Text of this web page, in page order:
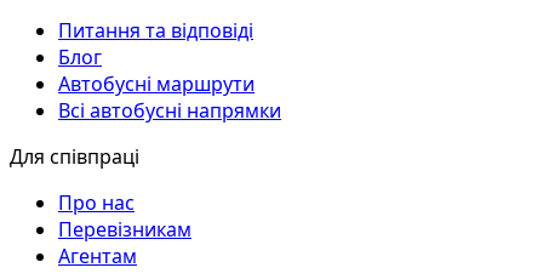
Питання та відповіді
Блог
Автобусні маршрути
Всі автобусні напрямки
Для співпраці
Про нас
Перевізникам
Агентам